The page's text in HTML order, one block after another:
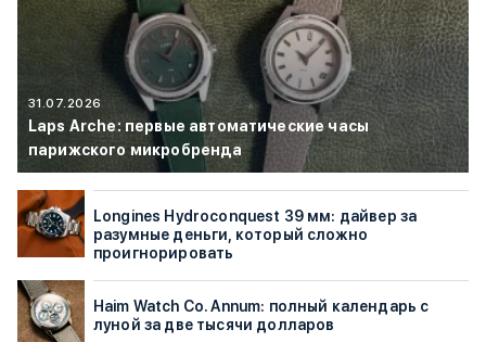
31.07.2026
Laps Arche: первые автоматические часы
парижского микробренда
Longines Hydroconquest 39 мм: дайвер за
разумные деньги, который сложно
проигнорировать
Haim Watch Co. Annum: полный календарь с
луной за две тысячи долларов